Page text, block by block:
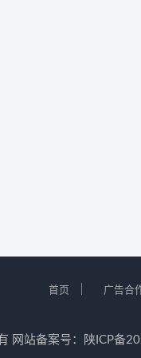
首页 广告合
网站备案号： 陕ICP备